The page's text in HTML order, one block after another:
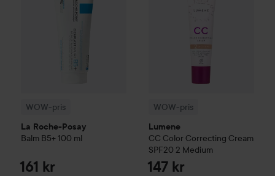
WOW-pris
La Roche-Posay
Balm B5+ 100 ml
161 kr
WOW-pris
Lumene
CC Color Correcting Cream
SPF20 2 Medium
147 kr